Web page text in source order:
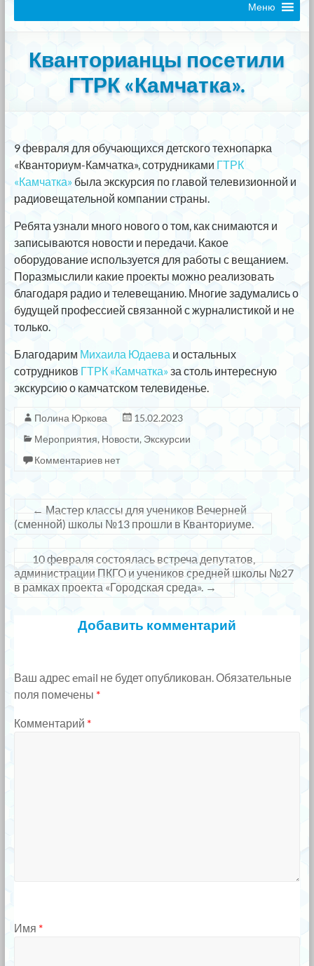
Меню
Кванторианцы посетили
ГТРК «Камчатка».
9 февраля для обучающихся детского технопарка
«Кванториум-Камчатка», сотрудниками ГТРК
«Камчатка» была экскурсия по главой телевизионной и
радиовещательной компании страны.
Ребята узнали много нового о том, как снимаются и
записываются новости и передачи. Какое
оборудование используется для работы с вещанием.
Поразмыслили какие проекты можно реализовать
благодаря радио и телевещанию. Многие задумались о
будущей профессией связанной с журналистикой и не
только.
Благодарим Михаила Юдаева и остальных
сотрудников ГТРК «Камчатка»за столь интересную
экскурсию о камчатском телевиденье.
Полина Юркова
15.02.2023
Мероприятия, Новости, Экскурсии
Комментариев нет
← Мастер классы для учеников Вечерней
(сменной) школы №13 прошли в Кванториуме.
10 февраля состоялась встреча депутатов,
администрации ПКГО и учеников средней школы №27
в рамках проекта «Городская среда». →
Добавить комментарий
Ваш адрес email не будет опубликован. Обязательные
поля помечены *
Комментарий *
Имя *